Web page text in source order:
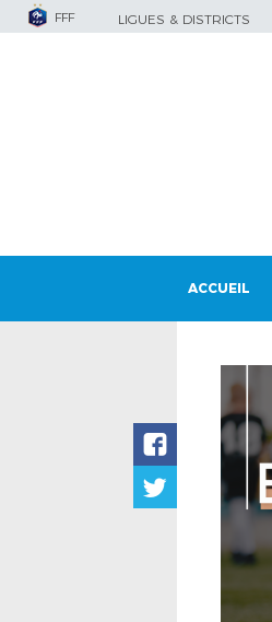
FFF LIGUES & DISTRICTS
ACCUEIL